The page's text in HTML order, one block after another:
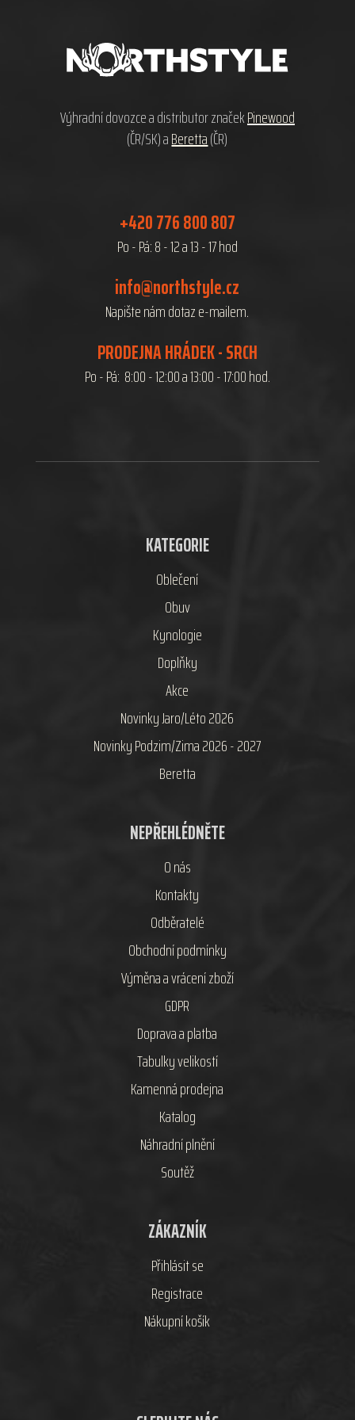
Výhradní dovozce a distributor značekPinewood
(ČR/SK) aBeretta(ČR)
+420 776 800 807
Po - Pá: 8 - 12 a 13 - 17 hod
info@northstyle.cz
Napište nám dotaz e-mailem.
PRODEJNA HRÁDEK - SRCH
Po - Pá: 8:00 - 12:00 a 13:00 - 17:00 hod.
KATEGORIE
Oblečení
Obuv
Kynologie
Doplňky
Akce
Novinky Jaro/Léto 2026
Novinky Podzim/Zima 2026 - 2027
Beretta
NEPŘEHLÉDNĚTE
O nás
Kontakty
Odběratelé
Obchodní podmínky
Výměna a vrácení zboží
GDPR
Doprava a platba
Tabulky velikostí
Kamenná prodejna
Katalog
Náhradní plnění
Soutěž
ZÁKAZNÍK
Přihlásit se
Registrace
Nákupní košík